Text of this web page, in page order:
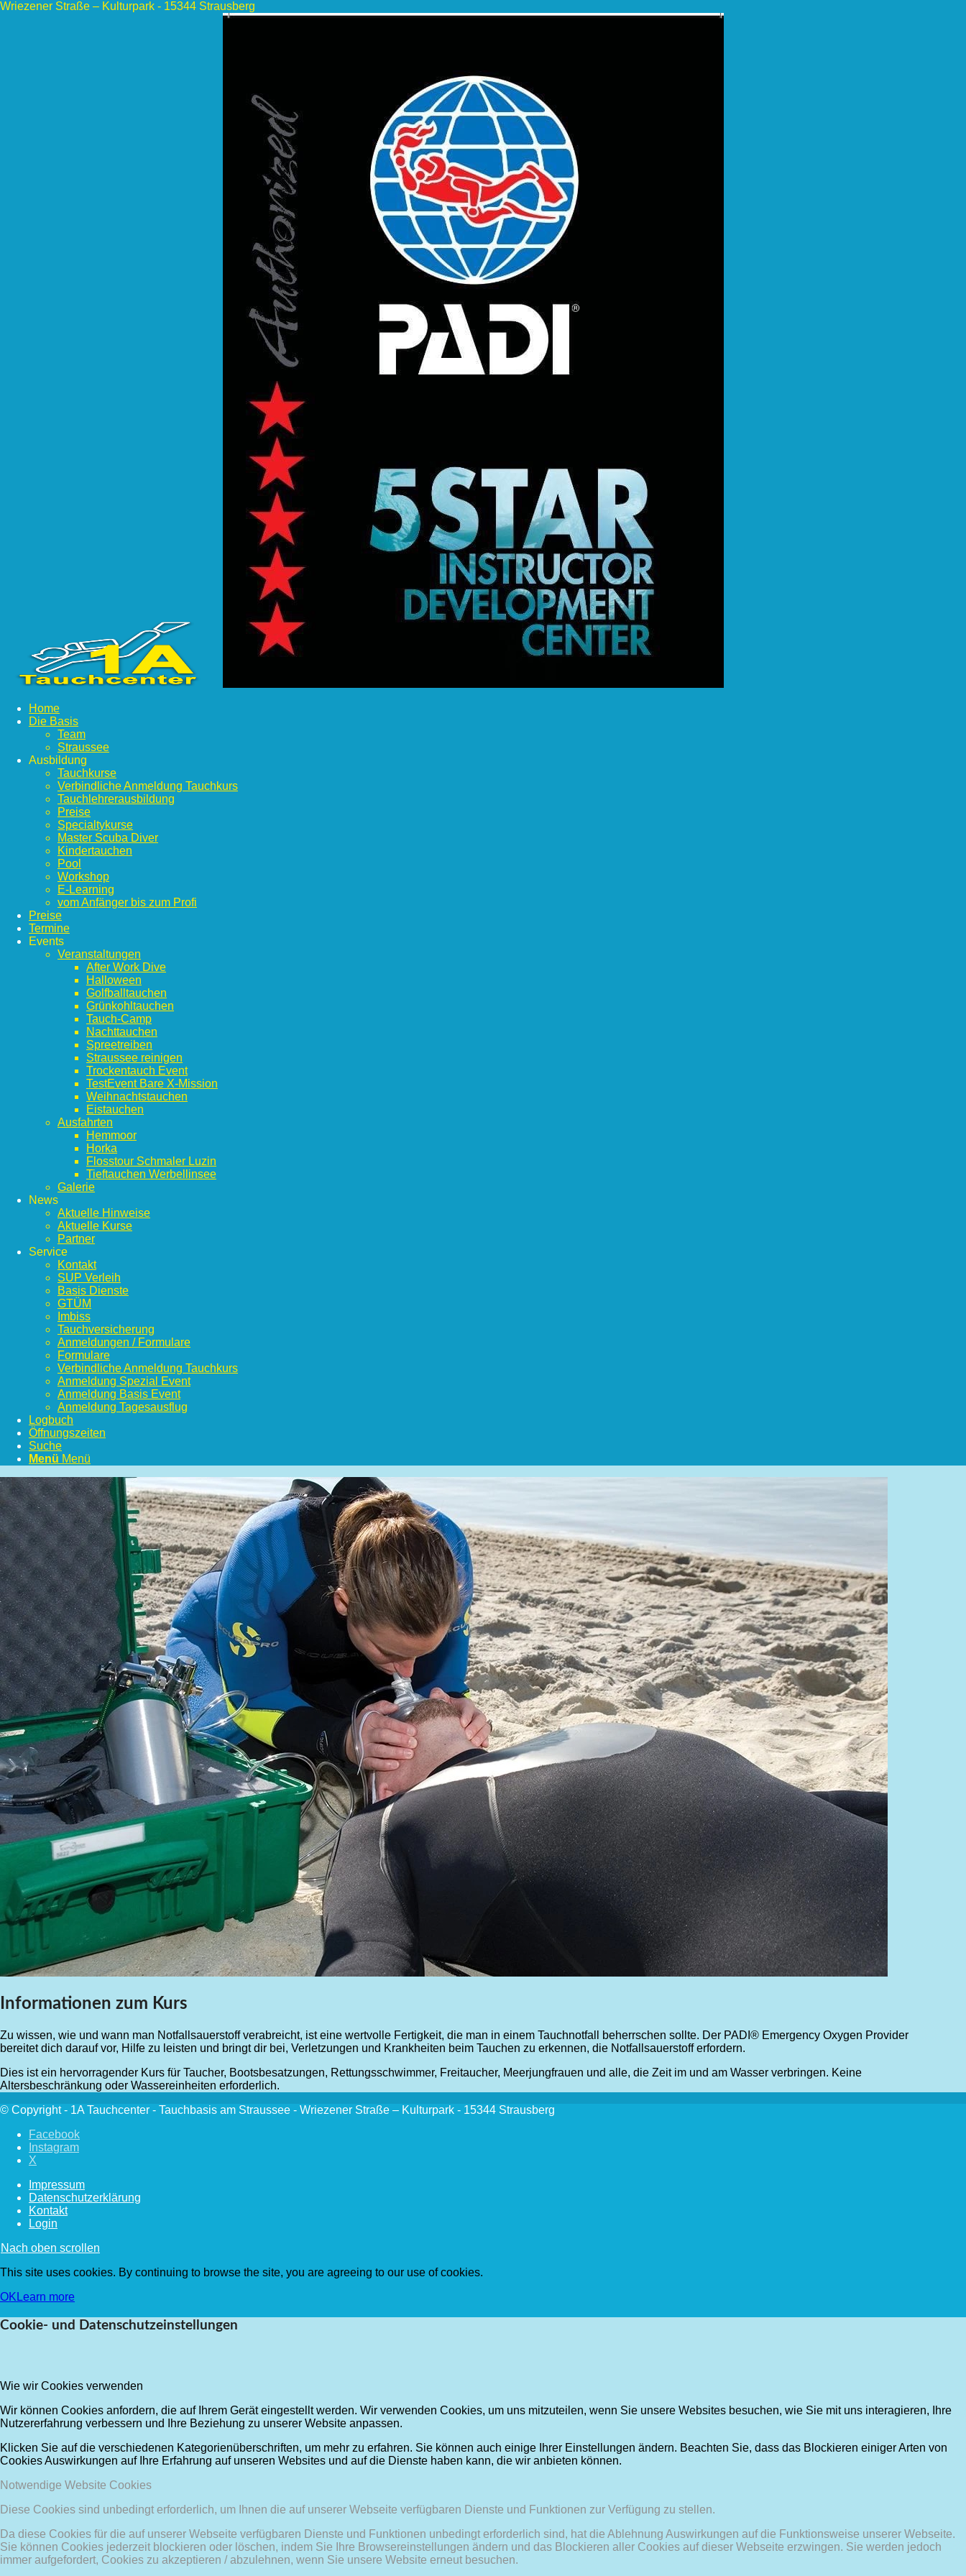
Wriezener Straße – Kulturpark - 15344 Strausberg
Home
Die Basis
Team
Straussee
Ausbildung
Tauchkurse
Verbindliche Anmeldung Tauchkurs
Tauchlehrerausbildung
Preise
Specialtykurse
Master Scuba Diver
Kindertauchen
Pool
Workshop
E-Learning
vom Anfänger bis zum Profi
Preise
Termine
Events
Veranstaltungen
After Work Dive
Halloween
Golfballtauchen
Grünkohltauchen
Tauch-Camp
Nachttauchen
Spreetreiben
Straussee reinigen
Trockentauch Event
TestEvent Bare X-Mission
Weihnachtstauchen
Eistauchen
Ausfahrten
Hemmoor
Horka
Flosstour Schmaler Luzin
Tieftauchen Werbellinsee
Galerie
News
Aktuelle Hinweise
Aktuelle Kurse
Partner
Service
Kontakt
SUP Verleih
Basis Dienste
GTÜM
Imbiss
Tauchversicherung
Anmeldungen / Formulare
Formulare
Verbindliche Anmeldung Tauchkurs
Anmeldung Spezial Event
Anmeldung Basis Event
Anmeldung Tagesausflug
Logbuch
Öffnungszeiten
Suche
Menü Menü
Informationen zum Kurs
Zu wissen, wie und wann man Notfallsauerstoff verabreicht, ist eine wertvolle Fertigkeit, die man in einem Tauchnotfall beherrschen sollte. Der PADI® Emergency Oxygen Provider
bereitet dich darauf vor, Hilfe zu leisten und bringt dir bei, Verletzungen und Krankheiten beim Tauchen zu erkennen, die Notfallsauerstoff erfordern.
Dies ist ein hervorragender Kurs für Taucher, Bootsbesatzungen, Rettungsschwimmer, Freitaucher, Meerjungfrauen und alle, die Zeit im und am Wasser verbringen. Keine
Altersbeschränkung oder Wassereinheiten erforderlich.
© Copyright - 1A Tauchcenter - Tauchbasis am Straussee - Wriezener Straße – Kulturpark - 15344 Strausberg
Facebook
Instagram
X
Impressum
Datenschutzerklärung
Kontakt
Login
Nach oben scrollen
This site uses cookies. By continuing to browse the site, you are agreeing to our use of cookies.
OK Learn more
Cookie- und Datenschutzeinstellungen
Wie wir Cookies verwenden
Wir können Cookies anfordern, die auf Ihrem Gerät eingestellt werden. Wir verwenden Cookies, um uns mitzuteilen, wenn Sie unsere Websites besuchen, wie Sie mit uns interagieren, Ihre
Nutzererfahrung verbessern und Ihre Beziehung zu unserer Website anpassen.
Klicken Sie auf die verschiedenen Kategorienüberschriften, um mehr zu erfahren. Sie können auch einige Ihrer Einstellungen ändern. Beachten Sie, dass das Blockieren einiger Arten von
Cookies Auswirkungen auf Ihre Erfahrung auf unseren Websites und auf die Dienste haben kann, die wir anbieten können.
Notwendige Website Cookies
Diese Cookies sind unbedingt erforderlich, um Ihnen die auf unserer Webseite verfügbaren Dienste und Funktionen zur Verfügung zu stellen.
Da diese Cookies für die auf unserer Webseite verfügbaren Dienste und Funktionen unbedingt erforderlich sind, hat die Ablehnung Auswirkungen auf die Funktionsweise unserer Webseite.
Sie können Cookies jederzeit blockieren oder löschen, indem Sie Ihre Browsereinstellungen ändern und das Blockieren aller Cookies auf dieser Webseite erzwingen. Sie werden jedoch
immer aufgefordert, Cookies zu akzeptieren / abzulehnen, wenn Sie unsere Website erneut besuchen.